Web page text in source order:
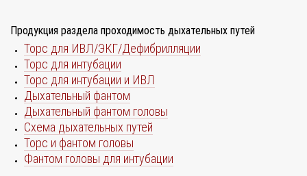
Продукция раздела проходимость дыхательных путей
Торс для ИВЛ/ЭКГ/Дефибрилляции
Торс для интубации
Торс для интубации и ИВЛ
Дыхательный фантом
Дыхательный фантом головы
Схема дыхательных путей
Торс и фантом головы
Фантом головы для интубации